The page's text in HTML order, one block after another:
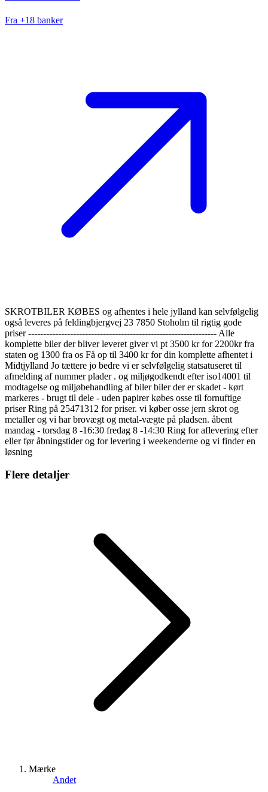
Fra +18 banker
SKROTBILER KØBES og afhentes i hele jylland kan selvfølgelig
også leveres på feldingbjergvej 23 7850 Stoholm til rigtig gode
priser --------------------------------------------------------------- Alle
komplette biler der bliver leveret giver vi pt 3500 kr for 2200kr fra
staten og 1300 fra os Få op til 3400 kr for din komplette afhentet i
Midtjylland Jo tættere jo bedre vi er selvfølgelig statsatuseret til
afmelding af nummer plader . og miljøgodkendt efter iso14001 til
modtagelse og miljøbehandling af biler biler der er skadet - kørt
markeres - brugt til dele - uden papirer købes osse til fornuftige
priser Ring på 25471312 for priser. vi køber osse jern skrot og
metaller og vi har brovægt og metal-vægte på pladsen. åbent
mandag - torsdag 8 -16:30 fredag 8 -14:30 Ring for aflevering efter
eller før åbningstider og for levering i weekenderne og vi finder en
løsning
Flere detaljer
Mærke
Andet